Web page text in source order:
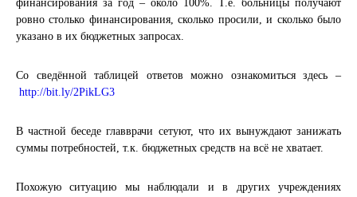
финансирования за год – около 100%. Т.е. больницы получают
ровно столько финансирования, сколько просили, и сколько было
указано в их бюджетных запросах.
Со сведённой таблицей ответов можно ознакомиться здесь –
http://bit.ly/2PikLG3
В частной беседе главврачи сетуют, что их вынуждают занижать
суммы потребностей, т.к. бюджетных средств на всё не хватает.
Похожую ситуацию мы наблюдали и в других учреждениях